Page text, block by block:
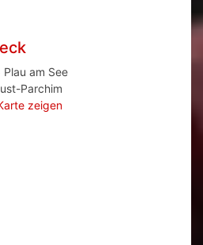
am See
Parchim
zeigen